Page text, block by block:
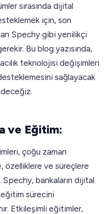
sırasında dijital
için, son
Spechy gibi yenilikçi
Bu blog yazısında,
teknolojisi değişimleri
sağlayacak
ve Eğitim:
çoğu zaman
özelliklere ve süreçlere
Spechy, bankaların dijital
eğitim sürecini
Etkileşimli eğitimler,